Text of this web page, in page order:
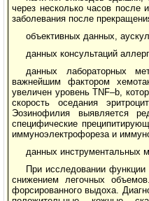
через несколько часов после
заболевания после
объективных данных,
данных консультаций
данных лабораторных
важнейшим фактором
увеличен уровень TNF–b,
скорость оседания
Эозинофилия выявляется
специфические
иммуноэлектрофореза и
данных инструментальных
При исследовании
снижением легочных
форсированного выдоха.